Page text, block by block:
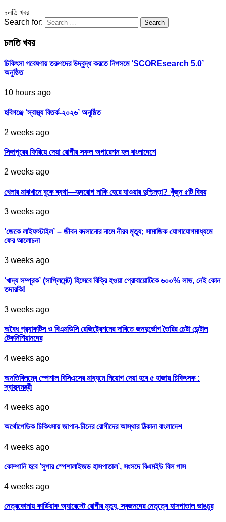
চলতি খবর
Search for:
চলতি খবর
চিকিৎসা গবেষণায় তরুণদের উদ্বুদ্ধ করতে নিপসমে ‘SCOREsearch 5.0’
অনুষ্ঠিত
10 hours ago
হবিগঞ্জে ‘স্বাস্থ্য বিতর্ক-২০২৬’ অনুষ্ঠিত
2 weeks ago
সিঙ্গাপুরের ফিরিয়ে দেয়া রোগীর সফল অপারেশন হল বাংলাদেশে
2 weeks ago
খেলার মাঝখানে বুকে ব্যথা—হৃদরোগ নাকি হেরে যাওয়ার দুশ্চিন্তা? খুঁজুন ৫টি বিষয়
3 weeks ago
‘জেকে লাইফস্টাইল’ – জীবন বদলানোর নামে নীরব মৃত্যু; সামাজিক যোগাযোগমাধ্যমে
ফের আলোচনা
3 weeks ago
‘খাদ্য সম্পূরক’ (সাপ্লিমেন্ট) হিসেবে বিক্রি হওয়া প্রোবায়োটিকে ৬০০% লাভ, নেই কোন
তদারকি!
3 weeks ago
অবৈধ প্র‍্যাকটিস ও বিএমডিসি রেজিষ্ট্রেশনের দাবিতে জনদুর্ভোগ তৈরির চেষ্টা ডেন্টাল
টেকনিশিয়ানদের
4 weeks ago
অনতিবিলম্বে স্পেশাল বিসিএসের মাধ্যমে নিয়োগ দেয়া হবে ৫ হাজার চিকিৎসক :
স্বাস্থ্যমন্ত্রী
4 weeks ago
অর্থোপেডিক চিকিৎসায় জাপান-চীনের রোগীদের আস্থার ঠিকানা বাংলাদেশ
4 weeks ago
কোম্পানি হবে ‘সুপার স্পেশালাইজড হাসপাতাল’, সংসদে বিএমইউ বিল পাস
4 weeks ago
নেত্রকোনায় কার্ডিয়াক অ্যারেস্টে রোগীর মৃত্যু, স্বজনদের নেতৃত্বে হাসপাতাল ভাঙচুর